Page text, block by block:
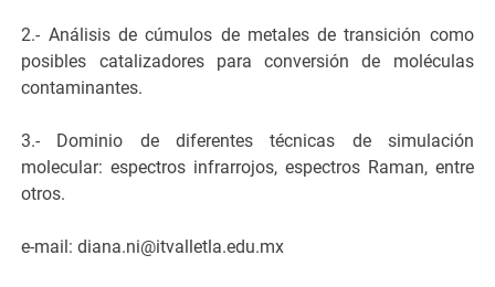
2.- Análisis de cúmulos de metales de transición como
posibles catalizadores para conversión de moléculas
contaminantes.
3.- Dominio de diferentes técnicas de simulación
molecular: espectros infrarrojos, espectros Raman, entre
otros.
e-mail: diana.ni@itvalletla.edu.mx